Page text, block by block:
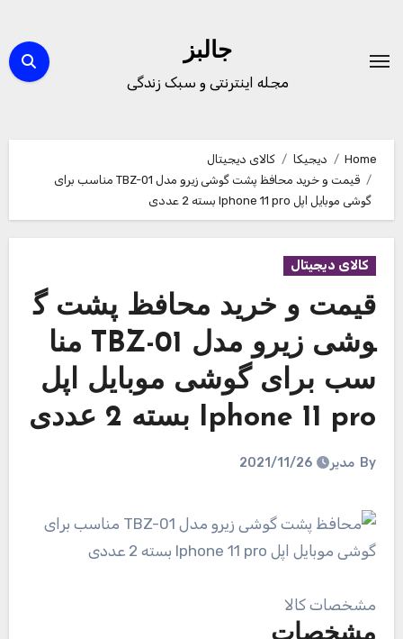
content
جالبز
مجله اینترنتی و سبک زندگی
Home دیجیکا
کالای دیجیتال
قیمت و خرید محافظ پشت گوشی زیرو مدل TBZ-01 مناسب برای
گوشی موبایل اپل Iphone 11 pro بسته 2 عددی
کالای دیجیتال
قیمت و خرید محافظ پشت گ
وشی زیرو مدل TBZ-01 منا
سب برای گوشی موبایل اپل
Iphone 11 pro بسته 2 عددی
By مدیر 2021/11/26
مشخصات کالا